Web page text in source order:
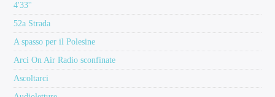
4'33''
52a Strada
A spasso per il Polesine
Arci On Air Radio sconfinate
Ascoltarci